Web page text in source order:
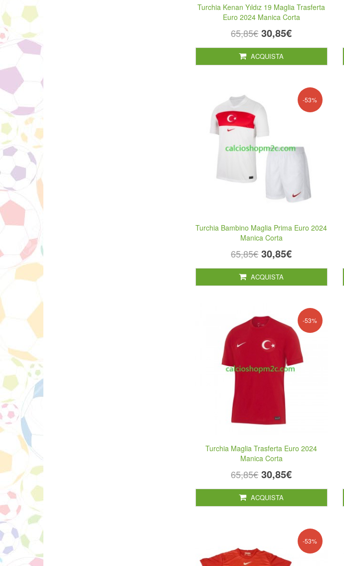
Turchia Kenan Yıldız 19 Maglia Trasferta
Euro 2024 Manica Corta
65,85€ 30,85€
ACQUISTA
-53%
Turchia Bambino Maglia Prima Euro 2024
Manica Corta
65,85€ 30,85€
ACQUISTA
-53%
Turchia Maglia Trasferta Euro 2024
Manica Corta
65,85€ 30,85€
ACQUISTA
-53%